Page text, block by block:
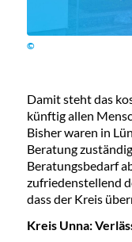
©
Damit steht das
künftig allen
Bisher waren in
Beratung
Beratungsbedarf
zufriedenstellend
dass der Kreis
Kreis Unna: